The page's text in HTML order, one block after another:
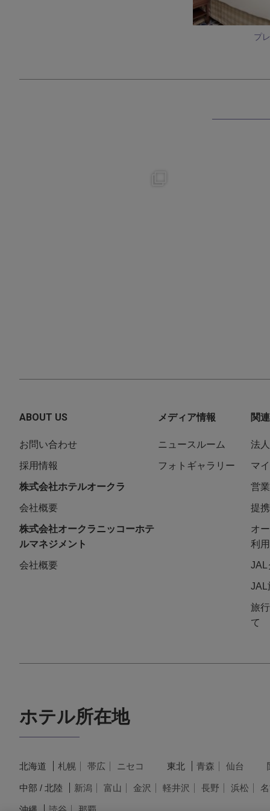
プ
ABOUT US
お問い合わせ
採用情報
株式会社ホテルオークラ
会社概要
株式会社オークラニッコーホテ
ルマネジメント
会社概要
メディア情報
ニュースルーム
フォトギャラリー
関
法
マ
営
提
オ
利
JAL
JAL
旅
て
ホテル所在地
北海道 札幌 帯広 ニセコ 東北 青森 仙台
中部 / 北陸 新潟 富山 金沢 軽井沢 長野 浜松